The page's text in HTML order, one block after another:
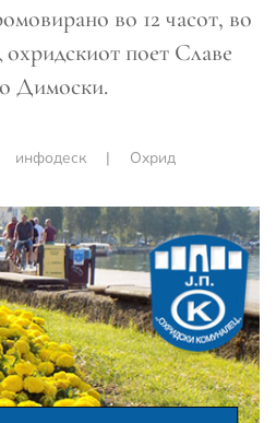
во 12 часот, во
поет Славе
Димоски.
инфодеск| Охрид